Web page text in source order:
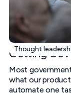
Thought
Getting
Most
what our
automate one